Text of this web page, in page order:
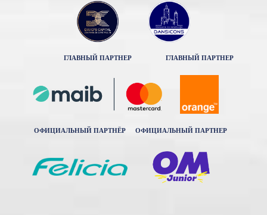
ГЛАВНЫЙ ПАРТНЕР ГЛАВНЫЙ ПАРТНЕР
ОФИЦИАЛЬНЫЙ ПАРТНЁР ОФИЦИАЛЬНЫЙ ПАРТНЕР